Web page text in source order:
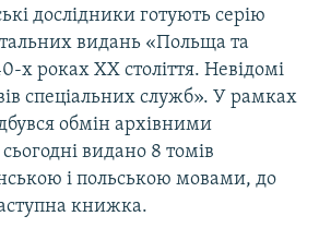
дослідники готують серію
видань «Польща та
х роках XX століття. Невідомі
спеціальних служб». У рамках
обмін архівними
видано 8 томів
і польською мовами, до
книжка.